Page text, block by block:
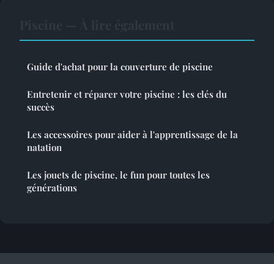
Guide d'achat pour la couverture de piscine
Entretenir et réparer votre piscine : les clés du
succès
Les accessoires pour aider à l'apprentissage de la
natation
Les jouets de piscine, le fun pour toutes les
générations